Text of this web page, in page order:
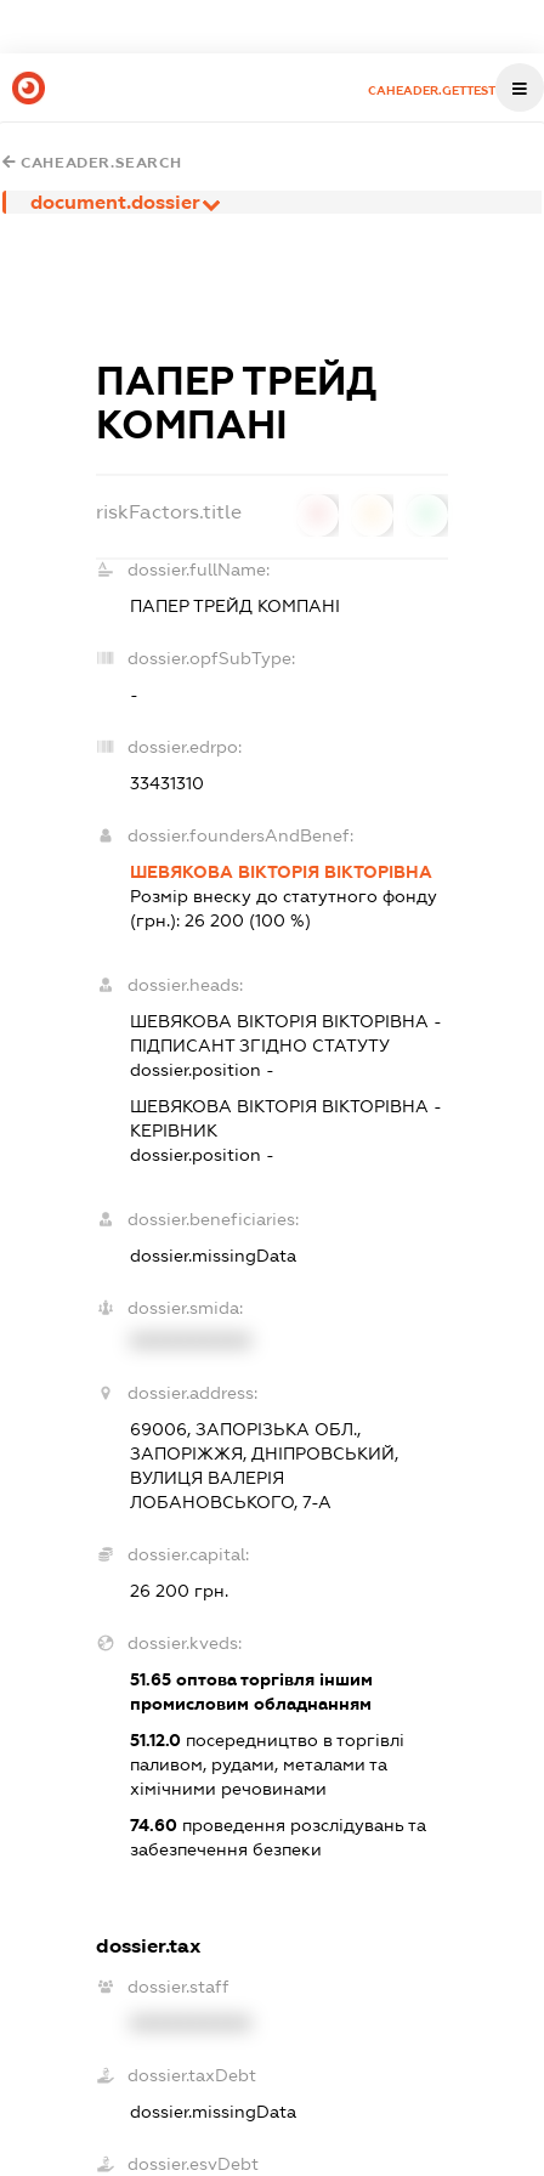
CAHEADER.GETTEST
CAHEADER.SEARCH
document.dossier
ПАПЕР ТРЕЙД
КОМПАНІ
riskFactors.title
dossier.fullName:
ПАПЕР ТРЕЙД КОМПАНІ
dossier.opfSubType:
-
dossier.edrpo:
33431310
dossier.foundersAndBenef:
ШЕВЯКОВА ВІКТОРІЯ ВІКТОРІВНА
Розмір внеску до статутного фонду
(грн.): 26 200 (100 %)
dossier.heads:
ШЕВЯКОВА ВІКТОРІЯ ВІКТОРІВНА -
ПІДПИСАНТЗГІДНО СТАТУТУ
dossier.position -
ШЕВЯКОВА ВІКТОРІЯ ВІКТОРІВНА -
КЕРІВНИК
dossier.position -
dossier.beneficiaries:
dossier.missingData
dossier.smida:
dossier.address:
69006, ЗАПОРІЗЬКА ОБЛ.,
ЗАПОРІЖЖЯ, ДНІПРОВСЬКИЙ,
ВУЛИЦЯ ВАЛЕРІЯ
ЛОБАНОВСЬКОГО, 7-А
dossier.capital:
26 200 грн.
dossier.kveds:
51.65оптова торгівля іншим
промисловим обладнанням
51.12.0посередництво в торгівлі
паливом, рудами, металами та
хімічними речовинами
74.60проведення розслідувань та
забезпечення безпеки
dossier.tax
dossier.staff
dossier.taxDebt
dossier.missingData
dossier.esvDebt